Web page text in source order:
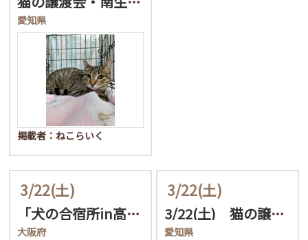
愛知県
掲載者：ねこらいく
3/22(土)
「犬の合宿所in高槻」の…
大阪府
3/22(土)
3/22(土) 猫の譲渡…
愛知県